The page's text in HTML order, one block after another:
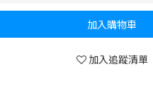
加入購物車
加入追蹤清單